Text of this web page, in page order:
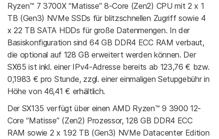
Ryzen™ 7 3700X “Matisse” 8-Core (Zen2) CPU mit 2 x 1
TB (Gen3) NVMe SSDs für blitzschnellen Zugriff sowie 4
x 22 TB SATA HDDs für große Datenmengen. In der
Basiskonfiguration sind 64 GB DDR4 ECC RAM verbaut,
die optional auf 128 GB erweitert werden können. Der
SX65 ist inkl. einer IPv4-Adresse bereits ab 123,76 € bzw.
0,1983 € pro Stunde, zzgl. einer einmaligen Setupgebühr in
Höhe von 46,41 € erhältlich.
Der SX135 verfügt über einen AMD Ryzen™ 9 3900 12-
Core “Matisse” (Zen2) Prozessor, 128 GB DDR4 ECC
RAM sowie 2 x 1.92 TB (Gen3) NVMe Datacenter Edition